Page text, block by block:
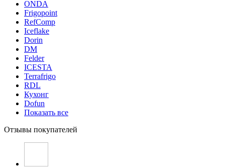
ONDA
Frigopoint
RefComp
Iceflake
Dorin
DM
Felder
ICESTA
Terrafrigo
RDL
Кухонг
Dofun
Показать все
Отзывы покупателей